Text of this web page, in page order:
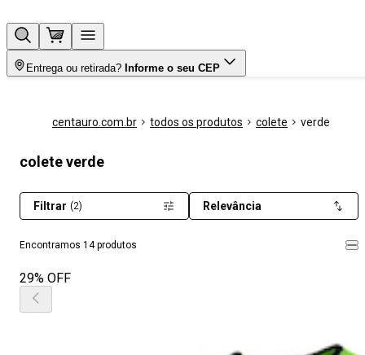
Entrega ou retirada? Informe o seu CEP
centauro.com.br todos os produtos colete verde
colete verde
Encontramos 14 produtos
Filtrar (2) Relevância
29% OFF